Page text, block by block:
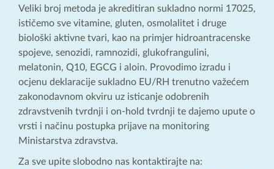
Veliki broj metoda je akreditiran sukladno normi 17025,
ističemo sve vitamine, gluten, osmolalitet i druge
biološki aktivne tvari, kao na primjer hidroantracenske
spojeve, senozidi, ramnozidi, glukofrangulini,
melatonin, Q10, EGCG i aloin. Provodimo izradu i
ocjenu deklaracije sukladno EU/RH trenutno važećem
zakonodavnom okviru uz isticanje odobrenih
zdravstvenih tvrdnji i on-hold tvrdnji te dajemo upute o
vrsti i načinu postupka prijave na monitoring
Ministarstva zdravstva.
Za sve upite slobodno nas kontaktirajte na: